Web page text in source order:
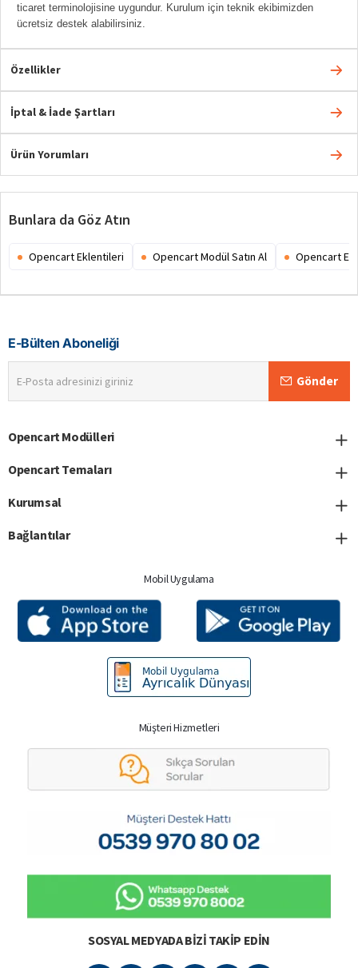
ticaret terminolojisine uygundur. Kurulum için teknik ekibimizden
ücretsiz destek alabilirsiniz.
Özellikler
İptal & İade Şartları
Ürün Yorumları
Bunlara da Göz Atın
Opencart Eklentileri Opencart Modül Satın Al Opencart
E-Bülten Aboneliği
Posta
adresinizi
Gönder
Opencart Modülleri
Opencart Temaları
Kurumsal
Bağlantılar
Mobil Uygulama
Müşteri Hizmetleri
SOSYAL MEDYADA BIZI TAKIP EDIN